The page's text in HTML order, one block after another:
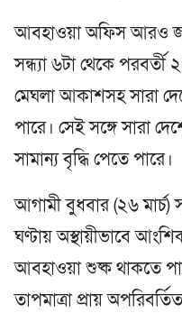
আবহাওয়া অফিস আরও
সন্ধ্যা ৬টা থেকে পরবর্তী
মেঘলা আকাশসহ সারা
পারে। সেই সঙ্গে সারা
সামান্য বৃদ্ধি পেতে পারে।
আগামী বুধবার (২৬ মার্চ)
ঘণ্টায় অস্থায়ীভাবে
আবহাওয়া শুষ্ক থাকতে
তাপমাত্রা প্রায়